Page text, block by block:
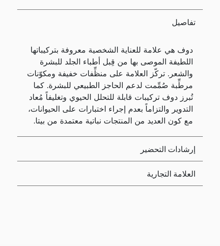
تفاصيل
دوف هي علامة للعناية الشخصية معروفة بتركيباتها
اللطيفة الموصى بها من قِبل أطباء الجلد للبشرة
والشعر. تركّز العلامة على منظِّفات خفيفة ومكوّنات
مرطِّبة صُمِّمت لدعم الحاجز الطبيعي للبشرة. كما
تُبرز دوف تركيبات قابلة للتحلل الحيوي وتغليفاً مُعاد
التدوير والتزاماً بعدم إجراء اختبارات على الحيوانات،
مع كون العديد من المنتجات نباتية معتمدة من بيتا.
إرشادات التحضير
العلامة التجارية